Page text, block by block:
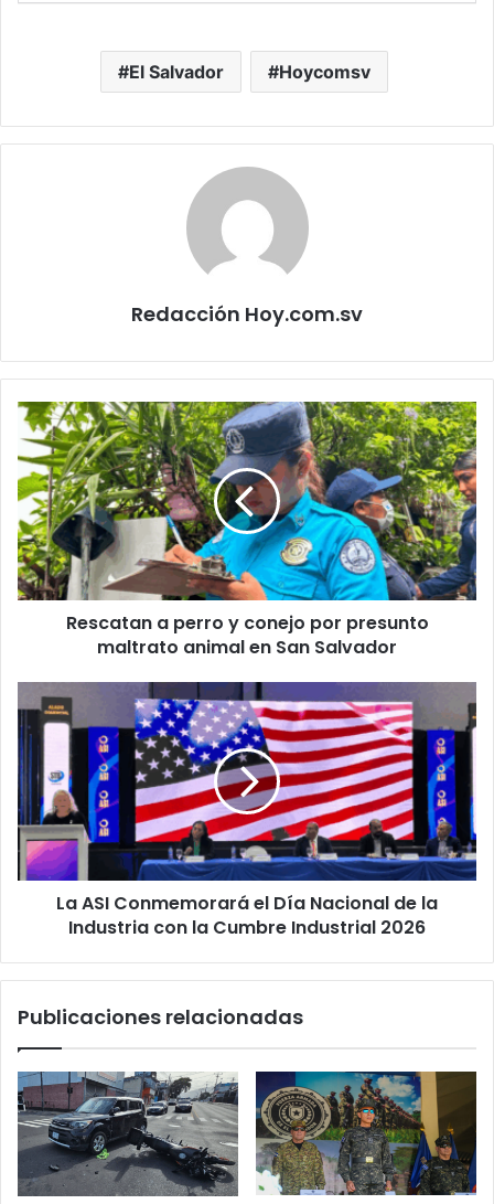
El Salvador Hoycomsv
Redacción Hoy.com.sv
Rescatan
a
perro
y
conejo
por
presunto
maltrato
animal
Rescatan a perro y conejo por presunto
maltrato animal en San Salvador
ASI
Conmemorará
el
Día
Nacional
de
la
Industria
La ASI Conmemorará el Día Nacional de la
Industria con la Cumbre Industrial 2026
Publicaciones relacionadas